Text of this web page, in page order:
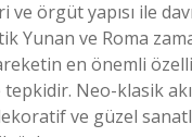
ve örgüt yapısı ile
Yunan ve Roma
en önemli
Neo-klasik
ve güzel